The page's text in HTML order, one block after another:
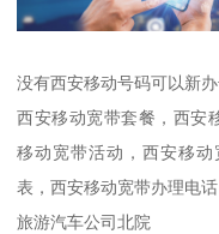
没有西安移动号码可以新
西安移动宽带套餐，西安
移动宽带活动，西安移
表，西安移动宽带办理电
旅游汽车公司北院